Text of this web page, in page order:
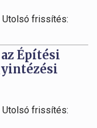
Utolsó frissítés:
Építési
Utolsó frissítés: